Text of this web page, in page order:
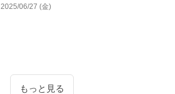
2025/06/27 (金)
もっと見る